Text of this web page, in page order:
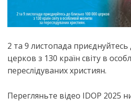
2 та 9 листопада
церков з 130 країн світу в
переслідуваних християн.
Перегляньте відео IDOP 2025